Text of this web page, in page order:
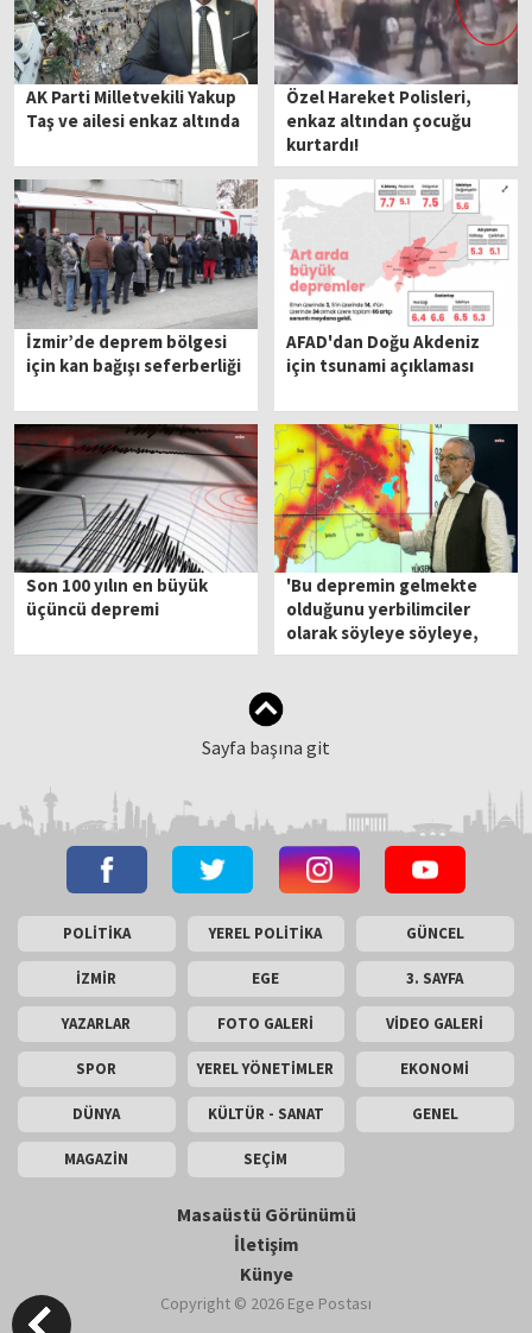
AK Parti Milletvekili Yakup
Taş ve ailesi enkaz altında
Özel Hareket Polisleri,
enkaz altından çocuğu
kurtardı!
İzmir’de deprem bölgesi
için kan bağışı seferberliği
AFAD'dan Doğu Akdeniz
için tsunami açıklaması
Son 100 yılın en büyük
üçüncü depremi
'Bu depremin gelmekte
olduğunu yerbilimciler
olarak söyleye söyleye,
dilimizde tüy bitti'
Sayfa başına git
POLİTİKA YEREL POLİTİKA GÜNCEL
İZMİR EGE 3. SAYFA
YAZARLAR FOTO GALERİ VİDEO GALERİ
SPOR YEREL YÖNETİMLER EKONOMİ
DÜNYA KÜLTÜR - SANAT GENEL
MAGAZİN SEÇİM
Masaüstü Görünümü
İletişim
Künye
Copyright © 2026 Ege Postası